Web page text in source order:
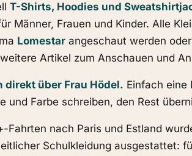
T-Shirts, Hoodies und
Männer, Frauen und Kinder. Alle
Lomestar angeschaut werden
Artikel zum Anschauen und
direkt über Frau Hödel. Einfach eine
und Farbe schreiben, den Rest
Fahrten nach Paris und Estland
Schulkleidung ausgestattet: